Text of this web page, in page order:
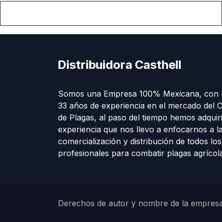
Distribuidora Casthell
Somos una Empresa 100% Mexicana, con
33 años de experiencia en el mercado del
de Plagas, al paso del tiempo hemos
experiencia que nos llevo a enfocarnos a
comercialización y distribución de todos
profesionales para combatir plagas
Derechos de autor y nombre de la